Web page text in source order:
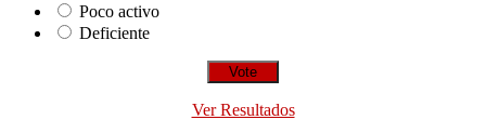
Poco activo
Deficiente
Ver Resultados